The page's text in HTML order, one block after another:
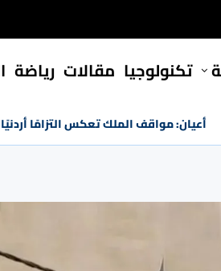
تكنولوجيا مقالات رياضة
أعيان: مواقف الملك تعكس التزامًا